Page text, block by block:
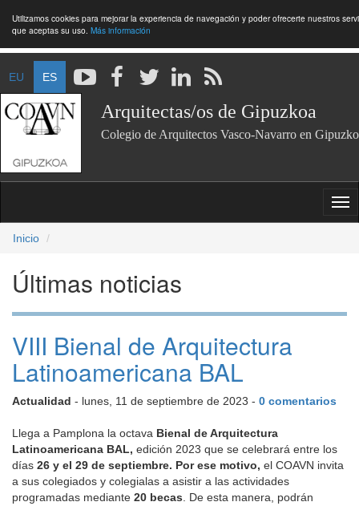
Utilizamos cookies para mejorar la experiencia de navegación y poder ofrecerte nuestros
que aceptas su uso. Más información
EU ES
Arquitectas/os de Gipuzkoa
Colegio de Arquitectos Vasco-Navarro en
Inicio
Últimas noticias
VIII Bienal de Arquitectura
Latinoamericana BAL
Actualidad - lunes, 11 de septiembre de 2023 - 0 comentarios
Llega a Pamplona la octava Bienal de Arquitectura
Latinoamericana BAL, edición 2023 que se celebrará entre los
días 26 y el 29 de septiembre. Por ese motivo, el COAVN invita
a sus colegiados y colegialas a asistir a las actividades
programadas mediante 20 becas . De esta manera, podrán